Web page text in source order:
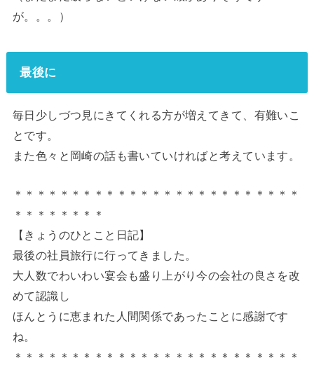
が。。。）
最後に
毎日少しづつ見にきてくれる方が増えてきて、有難いこ
とです。
また色々と岡崎の話も書いていければと考えています。
＊＊＊＊＊＊＊＊＊＊＊＊＊＊＊＊＊＊＊＊＊＊＊＊＊
＊＊＊＊＊＊＊＊
【きょうのひとこと日記】
最後の社員旅行に行ってきました。
大人数でわいわい宴会も盛り上がり今の会社の良さを改
めて認識し
ほんとうに恵まれた人間関係であったことに感謝です
ね。
＊＊＊＊＊＊＊＊＊＊＊＊＊＊＊＊＊＊＊＊＊＊＊＊＊